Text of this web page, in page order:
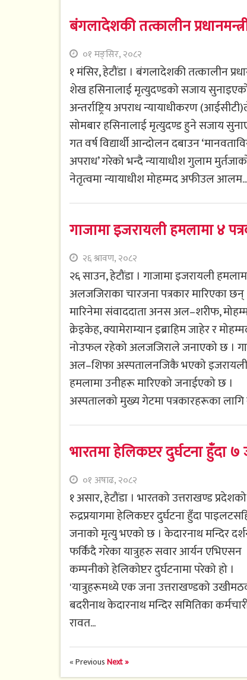
बंगलादेशकी तत्कालीन
०१ मङ्सिर, २०८२
१ मंसिर, हेटौंडा । बंगलादेशकी तत्कालीन
शेख हसिनालाई मृत्युदण्डको सजाय
अन्तर्राष्ट्रिय अपराध न्यायाधीकरण
सोमबार हसिनालाई मृत्युदण्ड हुने सजाय
गत वर्ष विद्यार्थी आन्दोलन दबाउन
अपराध’ गरेको भन्दै न्यायाधीश गुलाम
नेतृत्वमा न्यायाधीश मोहम्मद अफीउल आलम...
गाजामा इजरायली हमलामा ४
२६ श्रावण, २०८२
२६ साउन, हेटौंडा । गाजामा इजरायली
अलजजिराका चारजना पत्रकार मारिएका छन्
मारिनेमा संवाददाता अनस अल–शरीफ,
क्रेइकेह, क्यामेराम्यान इब्राहिम जाहेर र
नोउफल रहेको अलजजिराले जनाएको छ ।
अल–शिफा अस्पतालनजिकै भएको इजरायली
हमलामा उनीहरू मारिएको जनाईएको छ ।
अस्पतालको मुख्य गेटमा पत्रकारहरूका लागि
भारतमा हेलिकप्टर दुर्घटना हुँदा
०१ अषाढ, २०८२
१ असार, हेटौंडा । भारतको उत्तराखण्ड प्रदेशको
रुद्रप्रयागमा हेलिकप्टर दुर्घटना हुँदा
जनाको मृत्यु भएको छ । केदारनाथ मन्दिर
फर्किंदै गरेका यात्रुहरु सवार आर्यन एभिएसन
कम्पनीको हेलिकोप्टर दुर्घटनामा परेको हो ।
'यात्रुहरूमध्ये एक जना उत्तराखण्डको
बदरीनाथ केदारनाथ मन्दिर समितिका
रावत...
« PreviousNext »